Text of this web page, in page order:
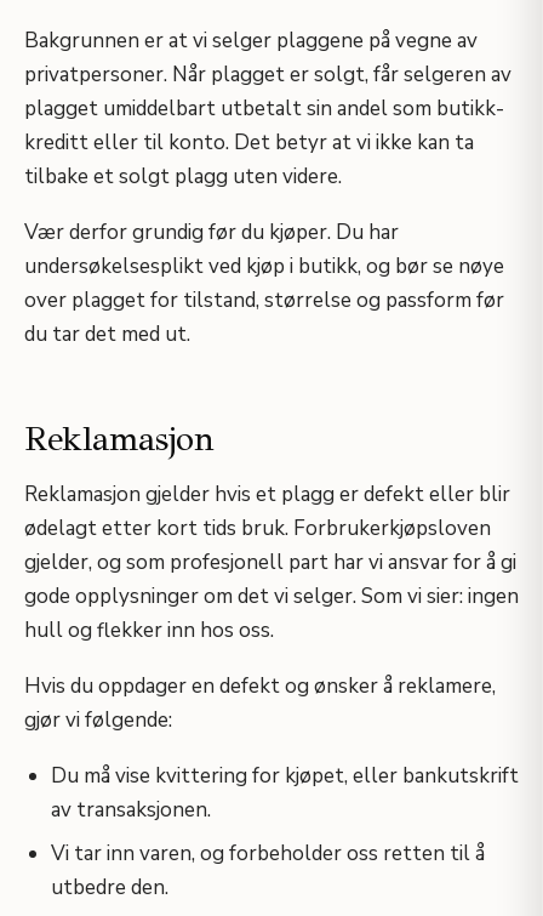
Bakgrunnen er at vi selger plaggene på vegne av
privatpersoner. Når plagget er solgt, får selgeren av
plagget umiddelbart utbetalt sin andel som butikk-
kreditt eller til konto. Det betyr at vi ikke kan ta
tilbake et solgt plagg uten videre.
Vær derfor grundig før du kjøper. Du har
undersøkelsesplikt ved kjøp i butikk, og bør se nøye
over plagget for tilstand, størrelse og passform før
du tar det med ut.
Reklamasjon
Reklamasjon gjelder hvis et plagg er defekt eller blir
ødelagt etter kort tids bruk. Forbrukerkjøpsloven
gjelder, og som profesjonell part har vi ansvar for å gi
gode opplysninger om det vi selger. Som vi sier: ingen
hull og flekker inn hos oss.
Hvis du oppdager en defekt og ønsker å reklamere,
gjør vi følgende:
Du må vise kvittering for kjøpet, eller bankutskrift
av transaksjonen.
Vi tar inn varen, og forbeholder oss retten til å
utbedre den.